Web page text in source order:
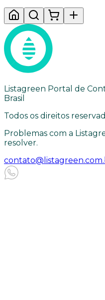
Listagreen Portal de
Brasil
Todos os direitos
Problemas com a
resolver.